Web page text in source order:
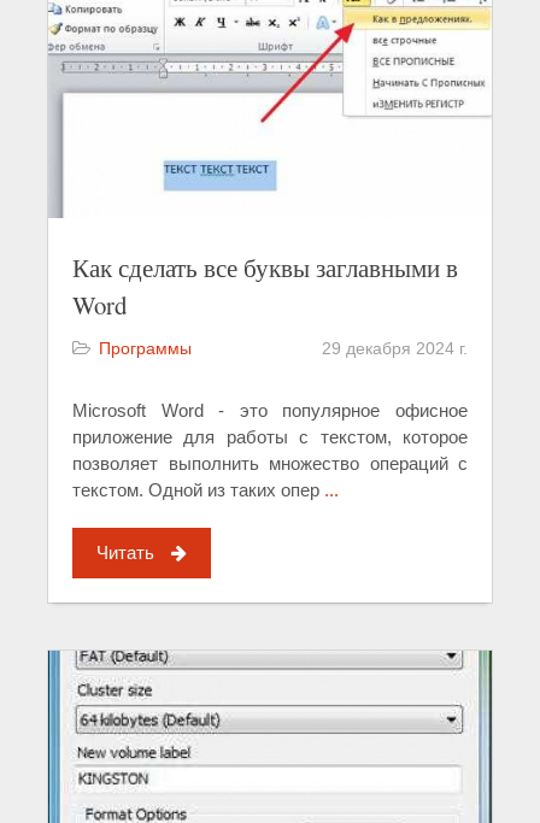
Как сделать все буквы заглавными в
Word
Программы 29 декабря 2024 г.
Microsoft Word - это популярное офисное
приложение для работы с текстом, которое
позволяет выполнить множество операций с
текстом. Одной из таких опер ...
Читать